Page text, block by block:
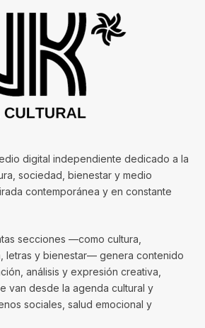
digital independiente dedicado a la
sociedad, bienestar y medio
contemporánea y en constante
secciones —como cultura,
letras y bienestar— genera contenido
análisis y expresión creativa,
van desde la agenda cultural y
sociales, salud emocional y